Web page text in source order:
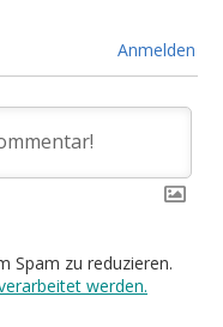
Anmelden
Spam zu reduzieren.
werden.